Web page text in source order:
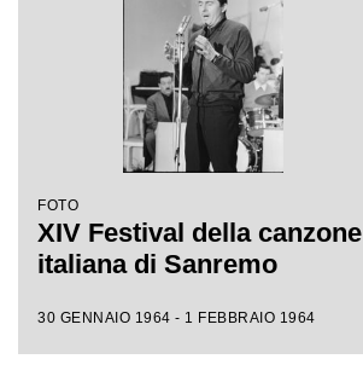
FOTO
XIV Festival della canzone
italiana di Sanremo
30 GENNAIO 1964 - 1 FEBBRAIO 1964